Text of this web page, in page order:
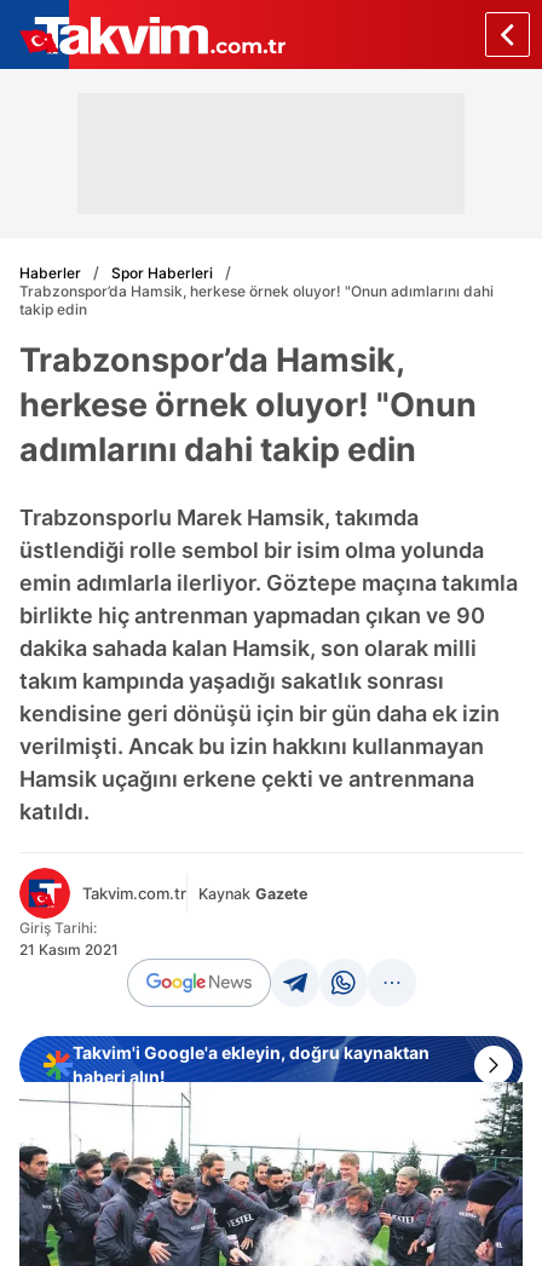
Haberler
Spor Haberleri
Trabzonspor’da Hamsik, herkese örnek oluyor! "Onun adımlarını dahi
takip edin
Trabzonspor’da Hamsik,
herkese örnek oluyor! "Onun
adımlarını dahi takip edin
Trabzonsporlu Marek Hamsik, takımda
üstlendiği rolle sembol bir isim olma yolunda
emin adımlarla ilerliyor. Göztepe maçına takımla
birlikte hiç antrenman yapmadan çıkan ve 90
dakika sahada kalan Hamsik, son olarak milli
takım kampında yaşadığı sakatlık sonrası
kendisine geri dönüşü için bir gün daha ek izin
verilmişti. Ancak bu izin hakkını kullanmayan
Hamsik uçağını erkene çekti ve antrenmana
katıldı.
Takvim.com.tr Kaynak Gazete
Giriş Tarihi:
21 Kasım 2021
Takvim'i Google'a ekleyin, doğru kaynaktan
haberi alın!